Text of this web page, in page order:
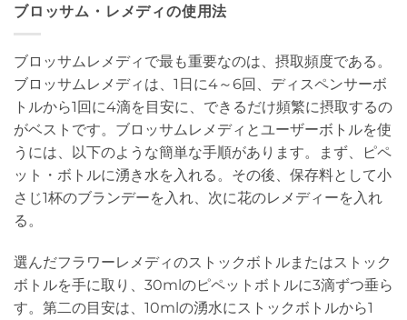
ブロッサム・レメディの使用法
ブロッサムレメディで最も重要なのは、摂取頻度である。
ブロッサムレメディは、1日に4～6回、ディスペンサーボ
トルから1回に4滴を目安に、できるだけ頻繁に摂取するの
がベストです。ブロッサムレメディとユーザーボトルを使
うには、以下のような簡単な手順があります。まず、ピペ
ット・ボトルに湧き水を入れる。その後、保存料として小
さじ1杯のブランデーを入れ、次に花のレメディーを入れ
る。
選んだフラワーレメディのストックボトルまたはストック
ボトルを手に取り、30mlのピペットボトルに3滴ずつ垂ら
す。第二の目安は、10mlの湧水にストックボトルから1